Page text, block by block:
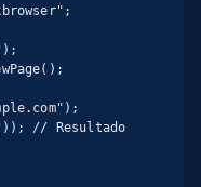
// Resultado